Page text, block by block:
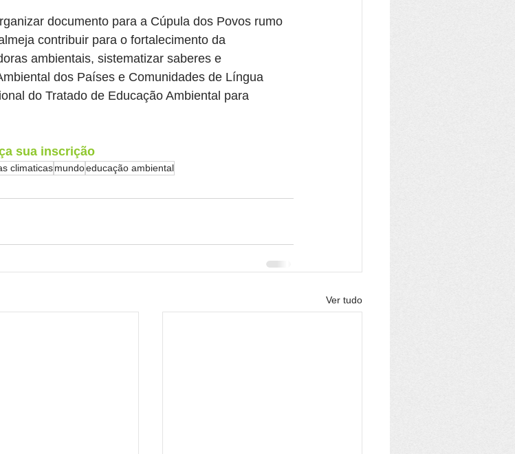
documento para a Cúpula dos Povos rumo
contribuir para o fortalecimento da
ambientais, sistematizar saberes e
dos Países e Comunidades de Língua
do Tratado de Educação Ambiental para
sua inscrição
climaticasmundoeducação ambiental
Ver tudo